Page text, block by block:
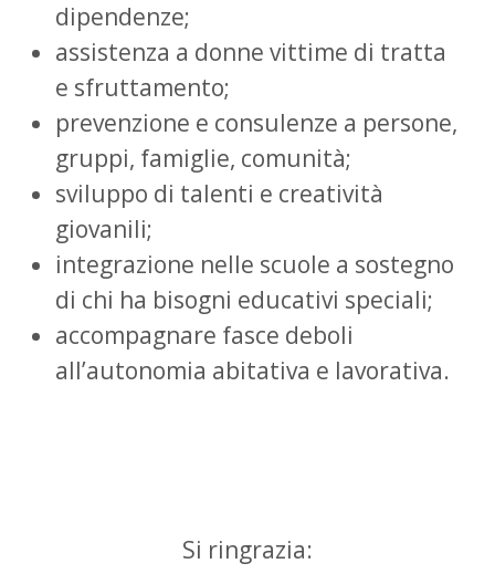
dipendenze;
assistenza a donne vittime di tratta
e sfruttamento;
prevenzione e consulenze a persone,
gruppi, famiglie, comunità;
sviluppo di talenti e creatività
giovanili;
integrazione nelle scuole a sostegno
di chi ha bisogni educativi speciali;
accompagnare fasce deboli
all’autonomia abitativa e lavorativa.
Si ringrazia: